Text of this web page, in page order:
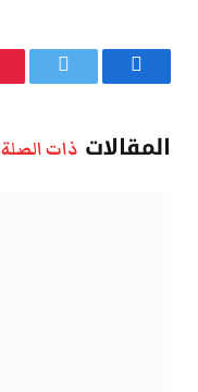
فيسبوك تويتر
المقالات ذات الصلة